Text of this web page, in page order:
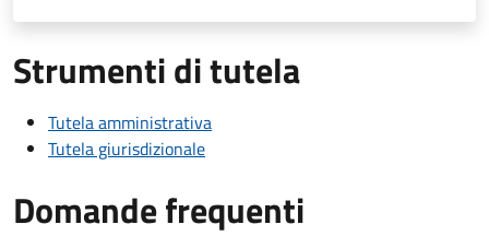
Strumenti di tutela
Tutela amministrativa
Tutela giurisdizionale
Domande frequenti